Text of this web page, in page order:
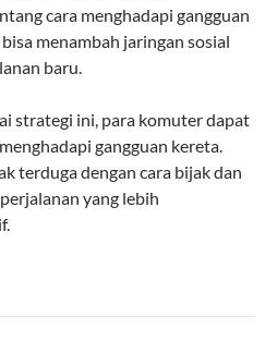
cara menghadapi gangguan
menambah jaringan sosial
baru.
strategi ini, para komuter dapat
gangguan kereta.
terduga dengan cara bijak dan
yang lebih